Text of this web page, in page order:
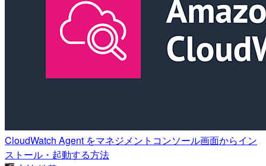
CloudWatch Agent をマネジメントコンソール画面からイン
ストール・起動する方法